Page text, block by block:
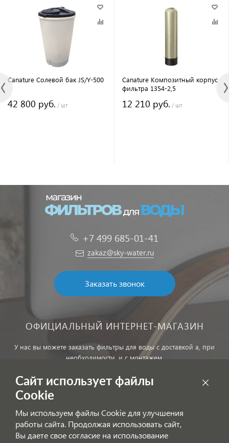
Canature Солевой бак JS/Y-500
42 800 руб. / шт
Canature Композитный корпус
фильтра 1354-2,5
12 210 руб. / шт
+7 499 685-01-41
zakaz@sky-water.ru
Заказать звонок
ОФИЦИАЛЬНЫЙ ИНТЕРНЕТ-МАГАЗИН
У нас вы можете заказать фильтры для воды с доставкой а, при
необходимости, и с монтажем.
офертой!
Согласие на получение информационных рассылок
Сайт использует файлы
Cookie
Мы используем файлы Cookie для улучшения
работы сайта. Продолжая использовать сайт,
Вы даете свое согласие на использование